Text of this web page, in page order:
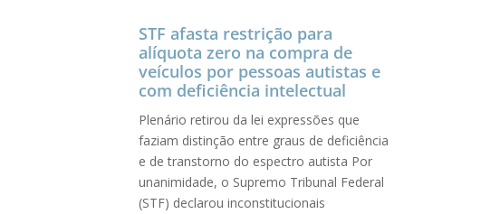
STF afasta restrição para
alíquota zero na compra de
veículos por pessoas autistas e
com deficiência intelectual
Plenário retirou da lei expressões que
faziam distinção entre graus de deficiência
e de transtorno do espectro autista Por
unanimidade, o Supremo Tribunal Federal
(STF) declarou inconstitucionais